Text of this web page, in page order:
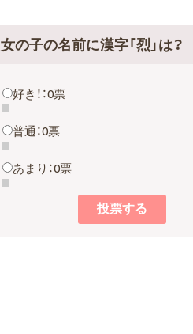
女の子の名前に漢字「烈」は？
好き！：0票
普通：0票
あまり：0票